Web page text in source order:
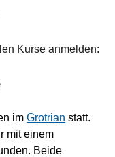
Kurse anmelden:
imGrotrian statt.
mit einem
Beide